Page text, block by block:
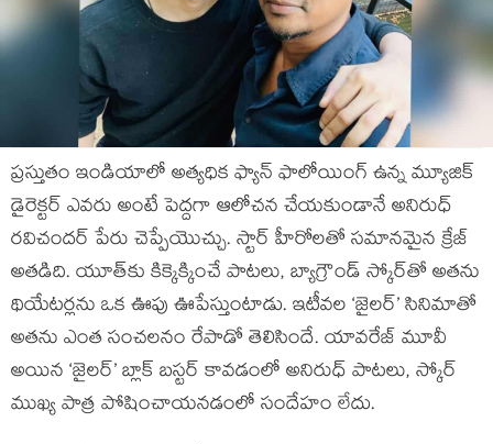
ప్రస్తుతం ఇండియాలో అత్యధిక ఫ్యాన్ ఫాలోయింగ్ ఉన్న మ్యూజిక్
డైరెక్టర్ ఎవరు అంటే పెద్దగా ఆలోచన చేయకుండానే అనిరుధ్
రవిచందర్ పేరు చెప్పేయొచ్చు. స్టార్ హీరోలతో సమానమైన క్రేజ్
అతడిది. యూత్‌కు కిక్కెక్కించే పాటలు, బ్యాగ్రౌండ్ స్కోర్‌తో అతను
థియేటర్లను ఒక ఊపు ఊపేస్తుంటాడు. ఇటీవల ‘జైలర్’ సినిమాతో
అతను ఎంత సంచలనం రేపాడో తెలిసిందే. యావరేజ్ మూవీ
అయిన ‘జైలర్’ బ్లాక్ బస్టర్ కావడంలో అనిరుధ్ పాటలు, స్కోర్
ముఖ్య పాత్ర పోషించాయనడంలో సందేహం లేదు.